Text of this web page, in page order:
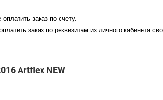
заказ по счету.
заказ по реквизитам из личного кабинета
Artflex NEW